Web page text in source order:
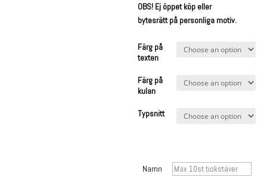
OBS! Ej öppet köp eller
bytesrätt på personliga motiv.
Färg på
texten
Färg på
kulan
Typsnitt
Namn